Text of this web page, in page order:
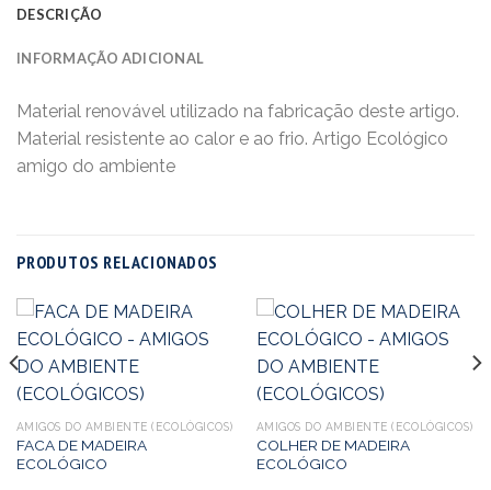
DESCRIÇÃO
INFORMAÇÃO ADICIONAL
Material renovável utilizado na fabricação deste artigo.
Material resistente ao calor e ao frio. Artigo Ecológico
amigo do ambiente
PRODUTOS RELACIONADOS
AMIGOS DO AMBIENTE (ECOLÓGICOS)
FACA DE MADEIRA
ECOLÓGICO
AMIGOS DO AMBIENTE (ECOLÓGICOS)
COLHER DE MADEIRA
ECOLÓGICO